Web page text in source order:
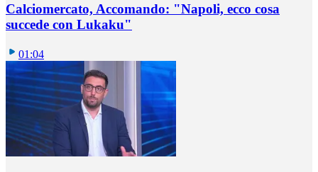
Calciomercato, Accomando: "Napoli, ecco cosa
succede con Lukaku"
01:04